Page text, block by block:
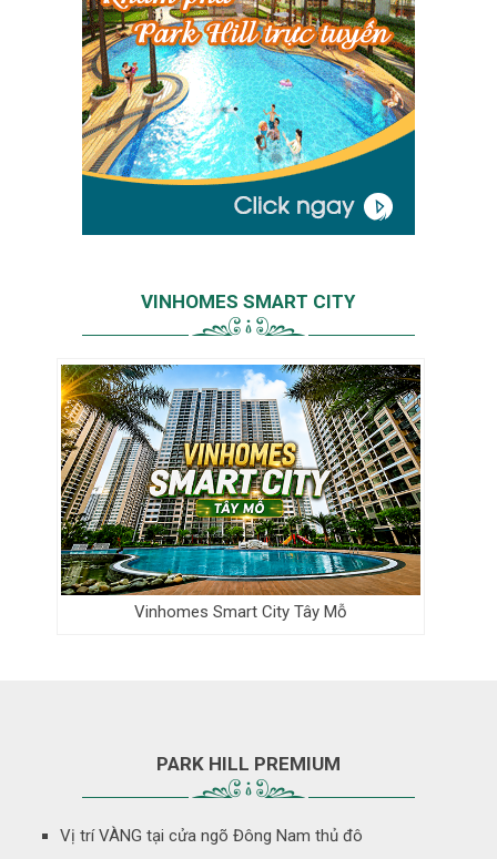
VINHOMES SMART CITY
Vinhomes Smart City Tây Mỗ
PARK HILL PREMIUM
Vị trí VÀNG tại cửa ngõ Đông Nam thủ đô